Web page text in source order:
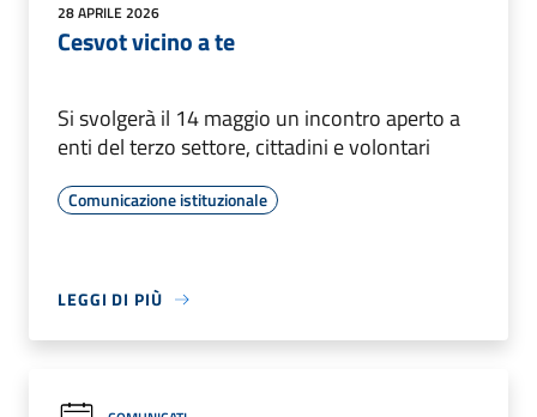
28 APRILE 2026
Cesvot vicino a te
Si svolgerà il 14 maggio un incontro aperto a
enti del terzo settore, cittadini e volontari
Comunicazione istituzionale
LEGGI DI PIÙ